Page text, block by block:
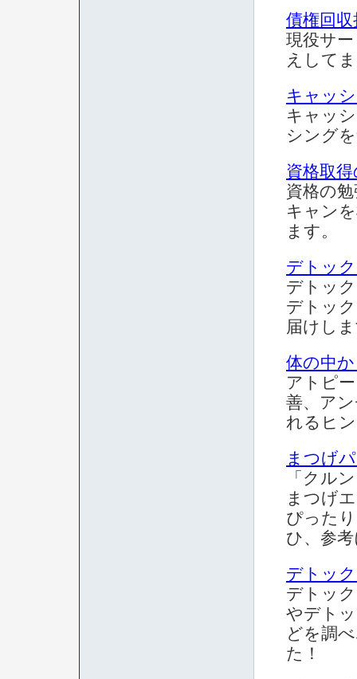
債権回
現役サ
えして
キャッ
キャッ
シング
資格取
資格の
キャン
ます。
デトッ
デトッ
デトッ
届けし
体の中
アトピ
善、ア
れるヒ
まつげ
「クル
まつげ
ぴった
ひ、参
デトッ
デトッ
やデト
どを調
た！